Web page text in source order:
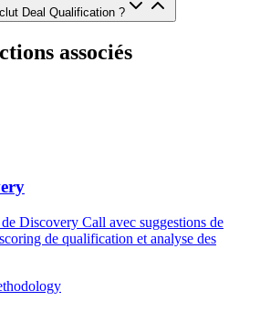
Deal Qualification ?
associés
Discovery Call avec suggestions de
de qualification et analyse des